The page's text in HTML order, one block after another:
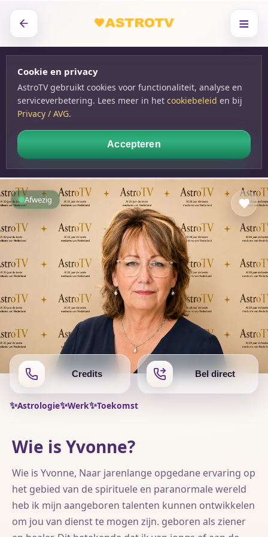
≡
Cookie en privacy
AstroTV gebruikt cookies voor functionaliteit, analyse en
serviceverbetering. Lees meer in het cookiebeleid en bij
Privacy / AVG.
Accepteren
Afwezig
Yvonne ✨
★★★★★
5,0 (0 reviews)
Contact met overledenen Verleden, heden en toekomst
Wie is Yvonne, Naar jarenlange opgedane ervaring op
het gebied van de spirituele en paranormale wereld
Credits Bel direct
✨Astrologie✨Werk✨Toekomst
Wie is Yvonne?
Wie is Yvonne, Naar jarenlange opgedane ervaring op
het gebied van de spirituele en paranormale wereld
heb ik mijn aangeboren talenten kunnen ontwikkelen
om jou van dienst te mogen zijn. geboren als ziener